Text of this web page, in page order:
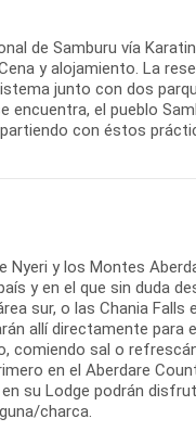
de Samburu vía
y alojamiento. La
junto con dos
el pueblo
con éstos
y los Montes
y en el que sin duda
sur, o las Chania
allí directamente para
comiendo sal o
en el Aberdare
su Lodge podrán
charca.